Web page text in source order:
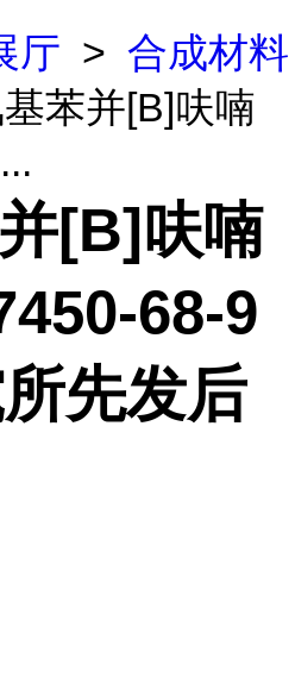
厅 > 合成材料
苯并[B]呋喃
[B]呋喃
68-9
先发后